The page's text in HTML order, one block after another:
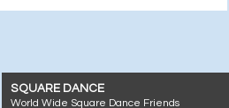
SQUARE DANCE
World Wide Square Dance Friends